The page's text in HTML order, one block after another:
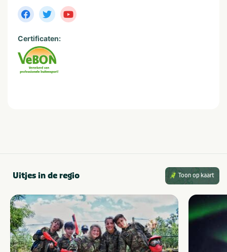
Certificaten:
Uitjes in de regio Toon op kaart